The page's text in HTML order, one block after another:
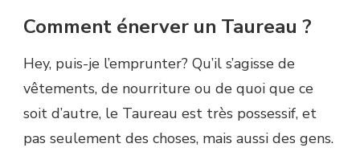
Comment énerver un Taureau ?
Hey, puis-je l’emprunter? Qu’il s’agisse de
vêtements, de nourriture ou de quoi que ce
soit d’autre, le Taureau est très possessif, et
pas seulement des choses, mais aussi des gens.